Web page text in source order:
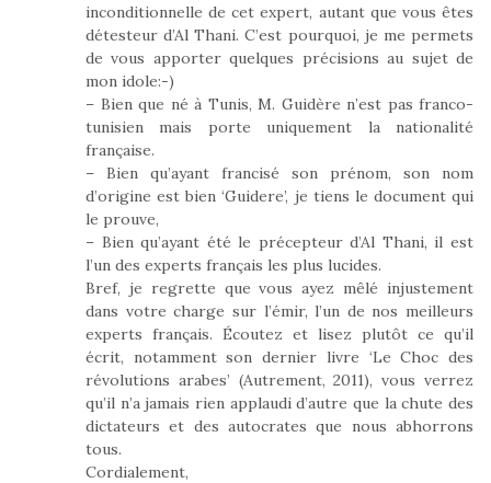
inconditionnelle de cet expert, autant que vous êtes
détesteur d’Al Thani. C’est pourquoi, je me permets
de vous apporter quelques précisions au sujet de
mon idole:-)
– Bien que né à Tunis, M. Guidère n’est pas franco-
tunisien mais porte uniquement la nationalité
française.
– Bien qu’ayant francisé son prénom, son nom
d’origine est bien ‘Guidere’, je tiens le document qui
le prouve,
– Bien qu’ayant été le précepteur d’Al Thani, il est
l’un des experts français les plus lucides.
Bref, je regrette que vous ayez mêlé injustement
dans votre charge sur l’émir, l’un de nos meilleurs
experts français. Écoutez et lisez plutôt ce qu’il
écrit, notamment son dernier livre ‘Le Choc des
révolutions arabes’ (Autrement, 2011), vous verrez
qu’il n’a jamais rien applaudi d’autre que la chute des
dictateurs et des autocrates que nous abhorrons
tous.
Cordialement,